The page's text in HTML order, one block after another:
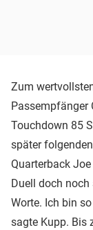
Zum
Passempfänger
Touchdown 85
später
Quarterback
Duell doch noch
Worte. Ich bin
sagte Kupp. Bis